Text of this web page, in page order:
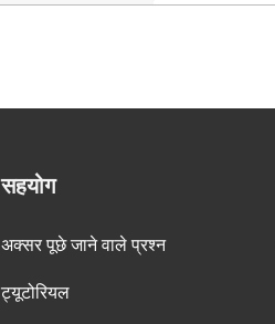
सहयोग
अक्सर पूछे जाने वाले प्रश्न
ट्यूटोरियल